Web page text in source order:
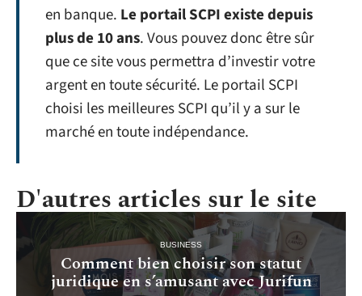
en banque. Le portail SCPI existe depuis
plus de 10 ans. Vous pouvez donc être sûr
que ce site vous permettra d’investir votre
argent en toute sécurité. Le portail SCPI
choisi les meilleures SCPI qu’il y a sur le
marché en toute indépendance.
D'autres articles sur le site
BUSINESS
Comment bien choisir son statut
juridique en s’amusant avec Jurifun